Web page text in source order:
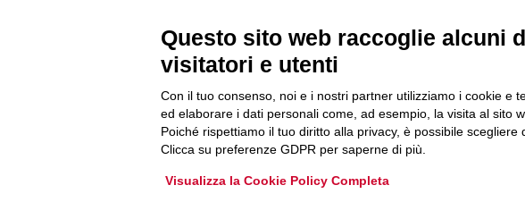
Newsletter
Accedi o iscriviti alla nostra Newsletter Legacoop
Informazioni per restare sempre aggiornati sul
mondo della cooperazione.
Guarda i
Questo sito web raccoglie alcuni
visitatori e utenti
Con il tuo consenso, noi e i nostri partner utilizziamo i cookie e
ed elaborare i dati personali come, ad esempio, la visita al sito
Poiché rispettiamo il tuo diritto alla privacy, è possibile scegliere
Clicca su preferenze GDPR per saperne di più.
Visualizza la Cookie Policy Completa